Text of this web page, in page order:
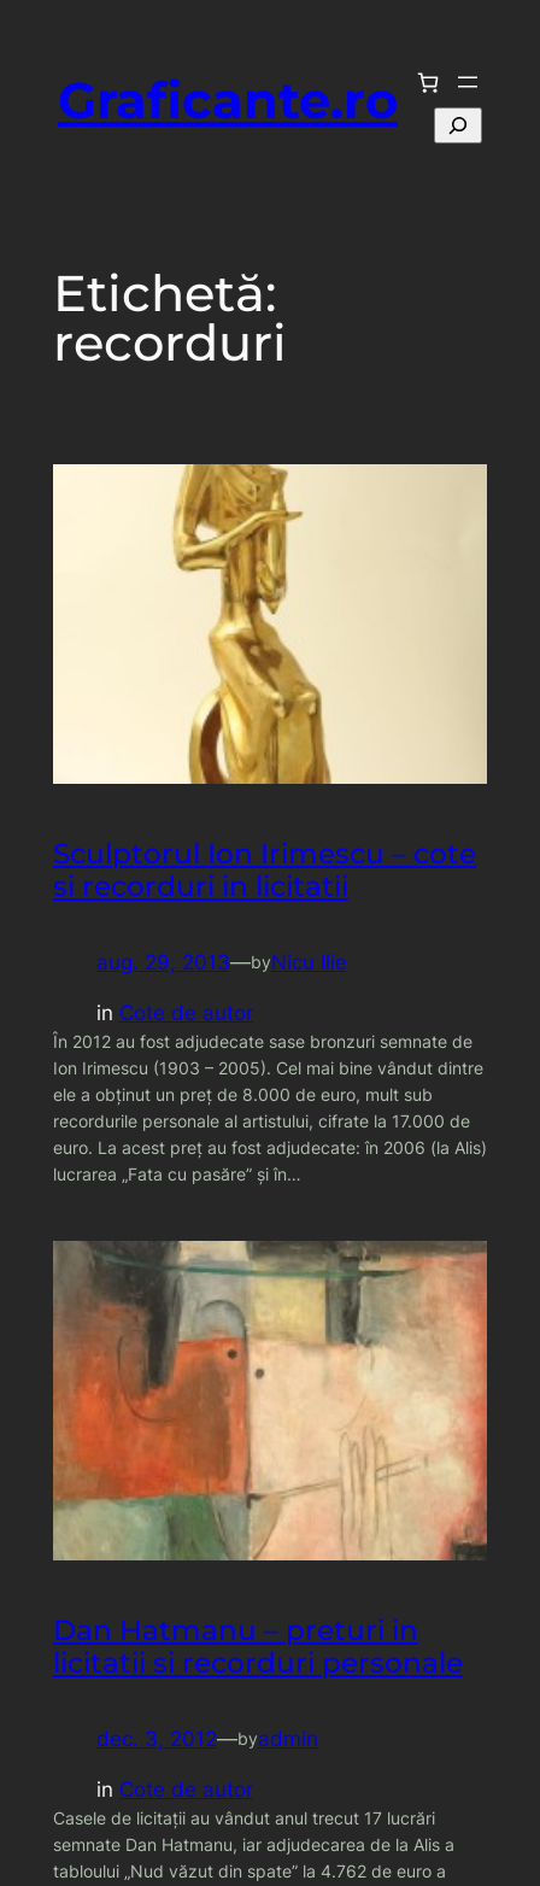
conținutGraficante.ro Caută
Etichetă:
recorduri
Sculptorul Ion Irimescu – cote
si recorduri in licitatii
aug. 29, 2013—byNicu Ilie
in Cote de autor
În 2012 au fost adjudecate sase bronzuri semnate de
Ion Irimescu (1903 – 2005). Cel mai bine vândut dintre
ele a obţinut un preţ de 8.000 de euro, mult sub
recordurile personale al artistului, cifrate la 17.000 de
euro. La acest preţ au fost adjudecate: în 2006 (la Alis)
lucrarea „Fata cu pasăre” şi în…
Dan Hatmanu – preturi in
licitatii si recorduri personale
dec. 3, 2012—byadmin
in Cote de autor
Casele de licitaţii au vândut anul trecut 17 lucrări
semnate Dan Hatmanu, iar adjudecarea de la Alis a
tabloului „Nud văzut din spate” la 4.762 de euro a